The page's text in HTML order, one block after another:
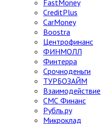
FastMoney
CreditPlus
CarMoney
Boostra
Центрофинанс
ФИНМОЛЛ
Финтерра
Срочноденьги
ТУРБОЗАЙМ
Взаимодействие
СМС Финанс
Рубль.ру
Микроклад